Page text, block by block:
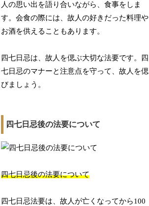
人の思い出を語り合いながら、食事をしま
す。会食の際には、故人の好きだった料理や
お酒を供えることもあります。
四七日忌は、故人を偲ぶ大切な法要です。四
七日忌のマナーと注意点を守って、故人を偲
びましょう。
四七日忌後の法要について
四七日忌後の法要について
四七日忌法要は、故人が亡くなってから100